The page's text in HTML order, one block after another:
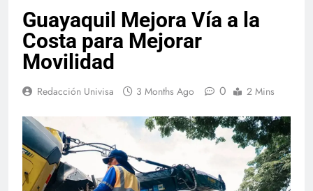
Guayaquil Mejora Vía a la
Costa para Mejorar
Movilidad
Redacción Univisa 3 Months Ago 0 2 Mins